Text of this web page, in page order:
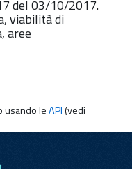
del 03/10/2017.
viabilità di
aree
usando leAPI(vedi